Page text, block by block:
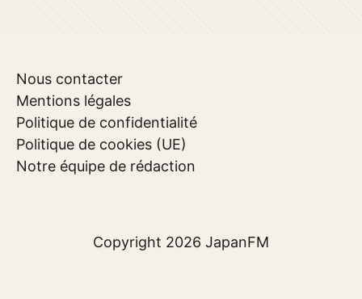
Nous contacter
Mentions légales
Politique de confidentialité
Politique de cookies (UE)
Notre équipe de rédaction
Copyright 2026 JapanFM